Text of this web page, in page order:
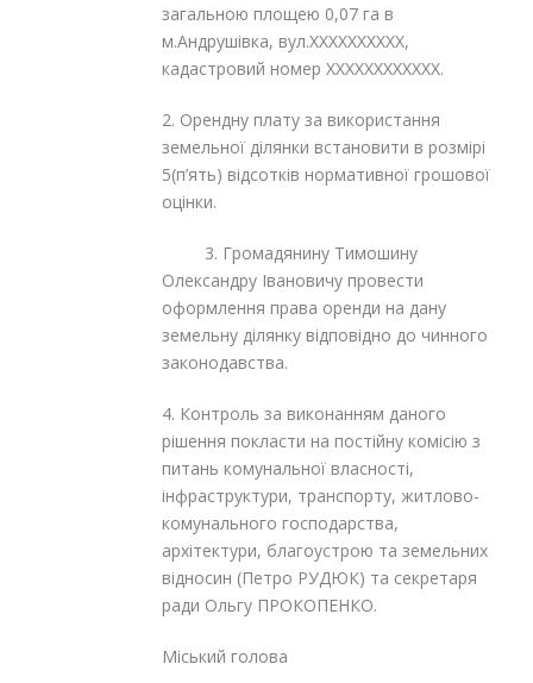
загальною площею 0,07 га в
м.Андрушівка, вул.XXXXXXXXXX,
кадастровий номер XXXXXXXXXXXX.
2. Орендну плату за використання
земельної ділянки встановити в розмірі
5(п’ять) відсотків нормативної грошової
оцінки.
3. Громадянину Тимошину
Олександру Івановичу провести
оформлення права оренди на дану
земельну ділянку відповідно до чинного
законодавства.
4. Контроль за виконанням даного
рішення покласти на постійну комісію з
питань комунальної власності,
інфраструктури, транспорту, житлово-
комунального господарства,
архітектури, благоустрою та земельних
відносин (Петро РУДЮК) та секретаря
ради Ольгу ПРОКОПЕНКО.
Міський голова